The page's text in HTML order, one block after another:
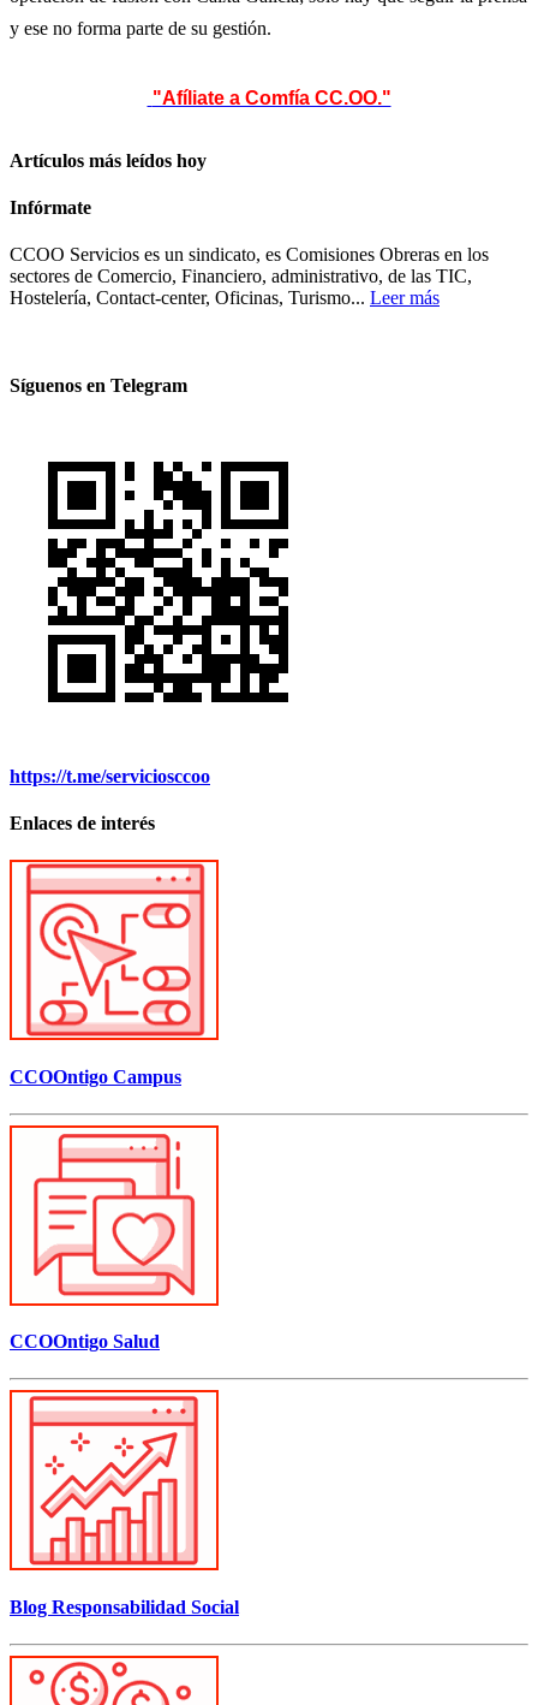
y ese no forma parte de su gestión.
"Afíliate a Comfía CC.OO."
Artículos más leídos hoy
Infórmate
CCOO Servicios es un sindicato, es Comisiones Obreras en los
sectores de Comercio, Financiero, administrativo, de las TIC,
Hostelería, Contact-center, Oficinas, Turismo... Leer más
Síguenos en Telegram
https://t.me/serviciosccoo
Enlaces de interés
CCOOntigo Campus
CCOOntigo Salud
Blog Responsabilidad Social